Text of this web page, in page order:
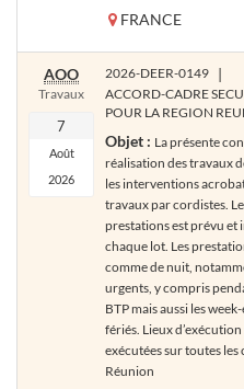
FRANCE
AOO
Travaux
7
Août
2026
2026-DEER-0149 |
ACCORD-CADRE
POUR LA REGION
Objet : La présente
réalisation des travaux
les interventions
travaux par cordistes.
prestations est prévu et
chaque lot. Les
comme de nuit,
urgents, y compris
BTP mais aussi les
fériés. Lieux
exécutées sur toutes les
Réunion